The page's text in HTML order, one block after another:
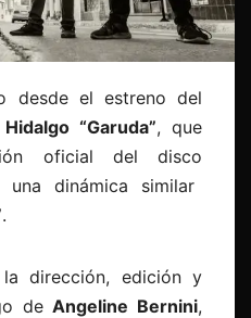
desde el estreno del
Hidalgo “Garuda”, que
oficial del disco
dinámica similar
.
dirección, edición y
deAngeline Bernini,